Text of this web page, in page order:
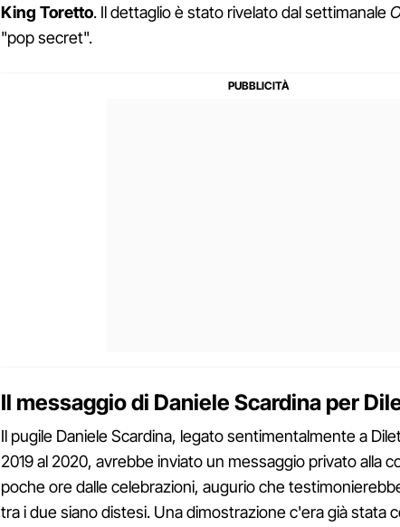
King Toretto. Il dettaglio è stato rivelato dal settimanale
"pop secret".
Il messaggio di Daniele Scardina per
Il pugile Daniele Scardina, legato sentimentalmente a
2019 al 2020, avrebbe inviato un messaggio privato alla
poche ore dalle celebrazioni, augurio che
tra i due siano distesi. Una dimostrazione c'era già stata